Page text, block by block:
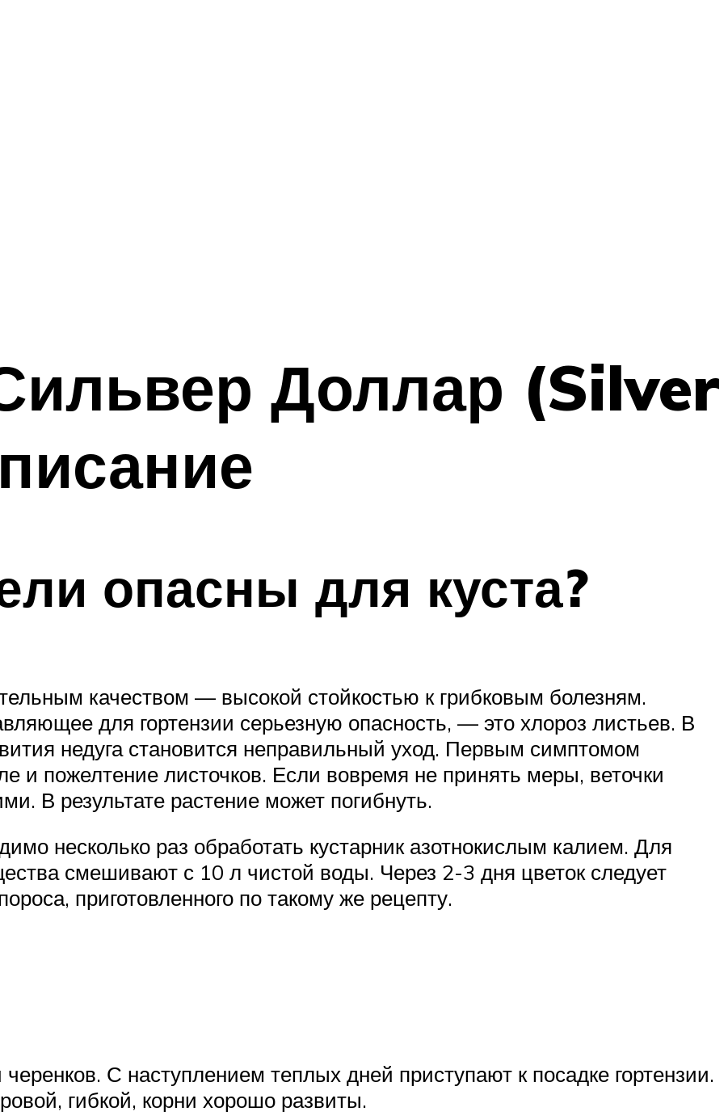
Доллар (Silver
опасны для куста?
качеством — высокой стойкостью к грибковым болезням.
для гортензии серьезную опасность, — это хлороз листьев. В
недуга становится неправильный уход. Первым симптомом
и пожелтение листочков. Если вовремя не принять меры, веточки
В результате растение может погибнуть.
несколько раз обработать кустарник азотнокислым калием. Для
смешивают с 10 л чистой воды. Через 2-3 дня цветок следует
приготовленного по такому же рецепту.
С наступлением теплых дней приступают к посадке гортензии.
гибкой, корни хорошо развиты.